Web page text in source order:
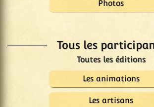
Photos
Tous les
Les animations
Les artisans